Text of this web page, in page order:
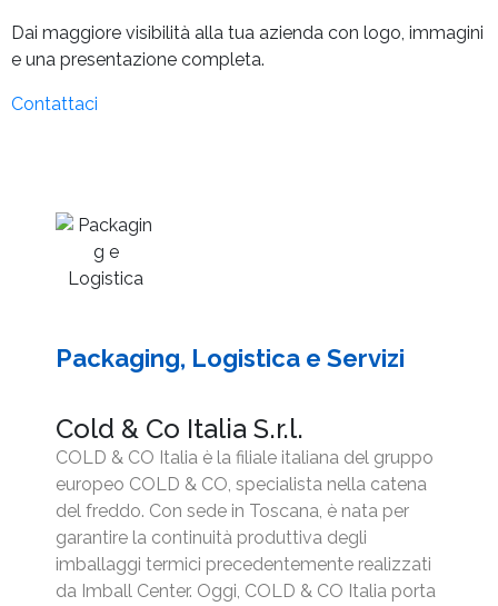
Dai maggiore visibilità alla tua azienda con logo, immagini
e una presentazione completa.
Contattaci
Packaging, Logistica e Servizi
Cold & Co Italia S.r.l.
COLD & CO Italia è la filiale italiana del gruppo
europeo COLD & CO, specialista nella catena
del freddo. Con sede in Toscana, è nata per
garantire la continuità produttiva degli
imballaggi termici precedentemente realizzati
da Imball Center. Oggi, COLD & CO Italia porta